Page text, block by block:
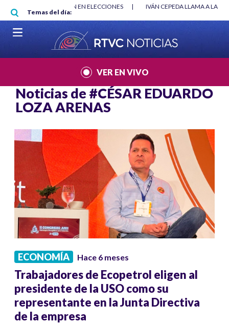
Pasar al contenido principal
Temas del día:
NO INCIDIERON EN ELECCIONES | IVÁN CEPEDA LLAMA A LA
VER EN VIVO
Noticias de #CÉSAR EDUARDO
LOZA ARENAS
ECONOMÍA Hace 6 meses
Trabajadores de Ecopetrol eligen al
presidente de la USO como su
representante en la Junta Directiva
de la empresa